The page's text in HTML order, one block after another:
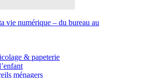
vie numérique – du bureau au
& papeterie
ménagers